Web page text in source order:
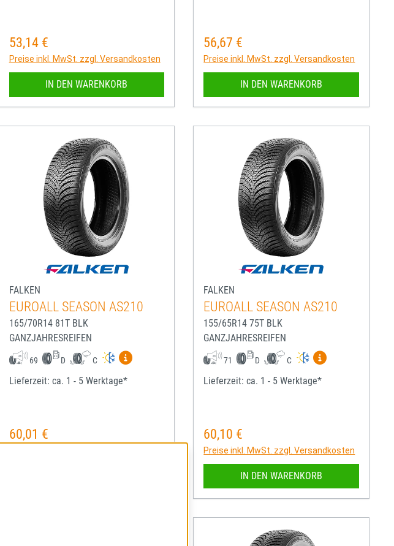
Regulärer Preis:
53,14 €
Preise inkl. MwSt. zzgl. Versandkosten
IN DEN WARENKORB
Regulärer Preis:
56,67 €
Preise inkl. MwSt. zzgl. Versandkosten
IN DEN WARENKORB
zum EU-Reifenlabel anzeigen
FALKEN
EUROALL SEASON AS210
165/70R14 81T BLK
GANZJAHRESREIFEN
69 D C
Mehr Informationen zum EU-Reifenlabel anzeigen
Lieferzeit: ca. 1 - 5 Werktage*
Regulärer Preis:
60,01 €
FALKEN
EUROALL SEASON AS210
155/65R14 75T BLK
GANZJAHRESREIFEN
71 D C
Mehr
Lieferzeit: ca. 1 - 5 Werktage*
Regulärer Preis:
60,10 €
Preise inkl. MwSt. zzgl. Versandkosten
IN DEN WARENKORB